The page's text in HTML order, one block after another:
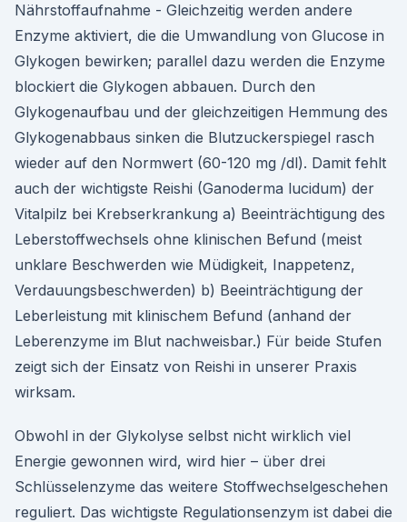
Nährstoffaufnahme - Gleichzeitig werden andere
Enzyme aktiviert, die die Umwandlung von Glucose in
Glykogen bewirken; parallel dazu werden die Enzyme
blockiert die Glykogen abbauen. Durch den
Glykogenaufbau und der gleichzeitigen Hemmung des
Glykogenabbaus sinken die Blutzuckerspiegel rasch
wieder auf den Normwert (60-120 mg /dl). Damit fehlt
auch der wichtigste Reishi (Ganoderma lucidum) der
Vitalpilz bei Krebserkrankung a) Beeinträchtigung des
Leberstoffwechsels ohne klinischen Befund (meist
unklare Beschwerden wie Müdigkeit, Inappetenz,
Verdauungsbeschwerden) b) Beeinträchtigung der
Leberleistung mit klinischem Befund (anhand der
Leberenzyme im Blut nachweisbar.) Für beide Stufen
zeigt sich der Einsatz von Reishi in unserer Praxis
wirksam.
Obwohl in der Glykolyse selbst nicht wirklich viel
Energie gewonnen wird, wird hier – über drei
Schlüsselenzyme das weitere Stoffwechselgeschehen
reguliert. Das wichtigste Regulationsenzym ist dabei die